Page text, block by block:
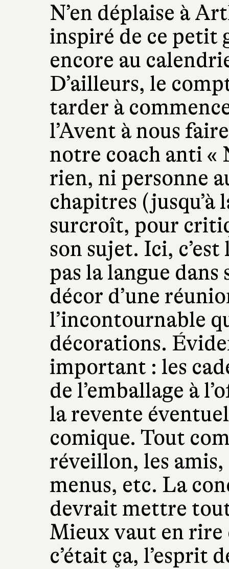
N’en déplaise à
inspiré de ce petit
encore au
D’ailleurs, le
tarder à
l’Avent à nous
notre coach anti «
rien, ni personne
chapitres (jusqu’à
surcroît, pour
son sujet. Ici, c’est
pas la langue
décor d’une
l’incontournable
décorations.
important : les
de l’emballage à
la revente
comique. Tout
réveillon, les
menus, etc. La
devrait mettre tout
Mieux vaut en rire
c’était ça, l’esprit